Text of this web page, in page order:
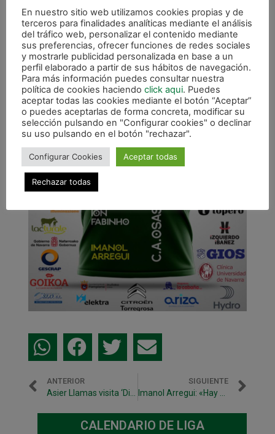
partido ante Córdoba Fútsal (Anaitasuna, 16:00
horas).
ANTERIOR SIGUIENTE
CALENDARIO DE LIGA
En nuestro sitio web utilizamos cookies propias y de
terceros para finalidades analíticas mediante el análisis
del tráfico web, personalizar el contenido mediante
sus preferencias, ofrecer funciones de redes sociales
y mostrarle publicidad personalizada en base a un
perfil elaborado a partir de sus hábitos de navegación.
Para más información puedes consultar nuestra
política de cookies haciendo click aqui. Puedes
aceptar todas las cookies mediante el botón “Aceptar”
o puedes aceptarlas de forma concreta, modificar su
selección pulsando en "Configurar cookies" o declinar
su uso pulsando en el botón "rechazar".
Configurar Cookies Aceptar todas
Rechazar todas